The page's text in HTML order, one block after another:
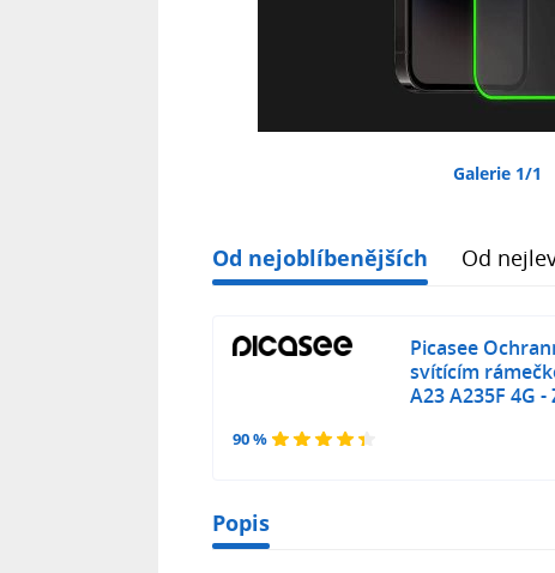
Galerie 1/1
Od nejoblíbenějších Od
90 %
Picasee
svítícím
A23 A235F 4G -
Popis